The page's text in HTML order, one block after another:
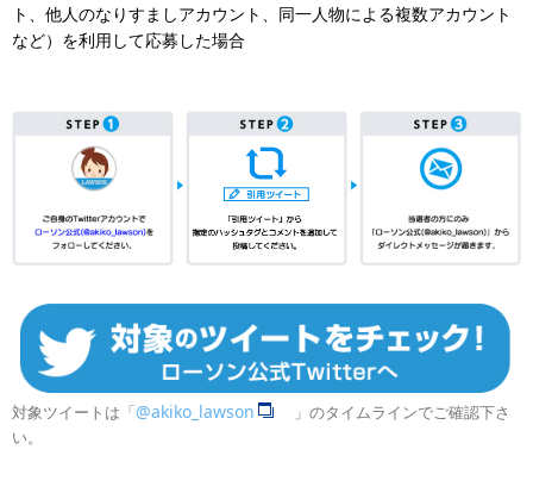
ト、他人のなりすましアカウント、同一人物による複数アカウント
など）を利用して応募した場合
対象ツイートは「@akiko_lawson
」のタイムラインでご確認下さ
い。